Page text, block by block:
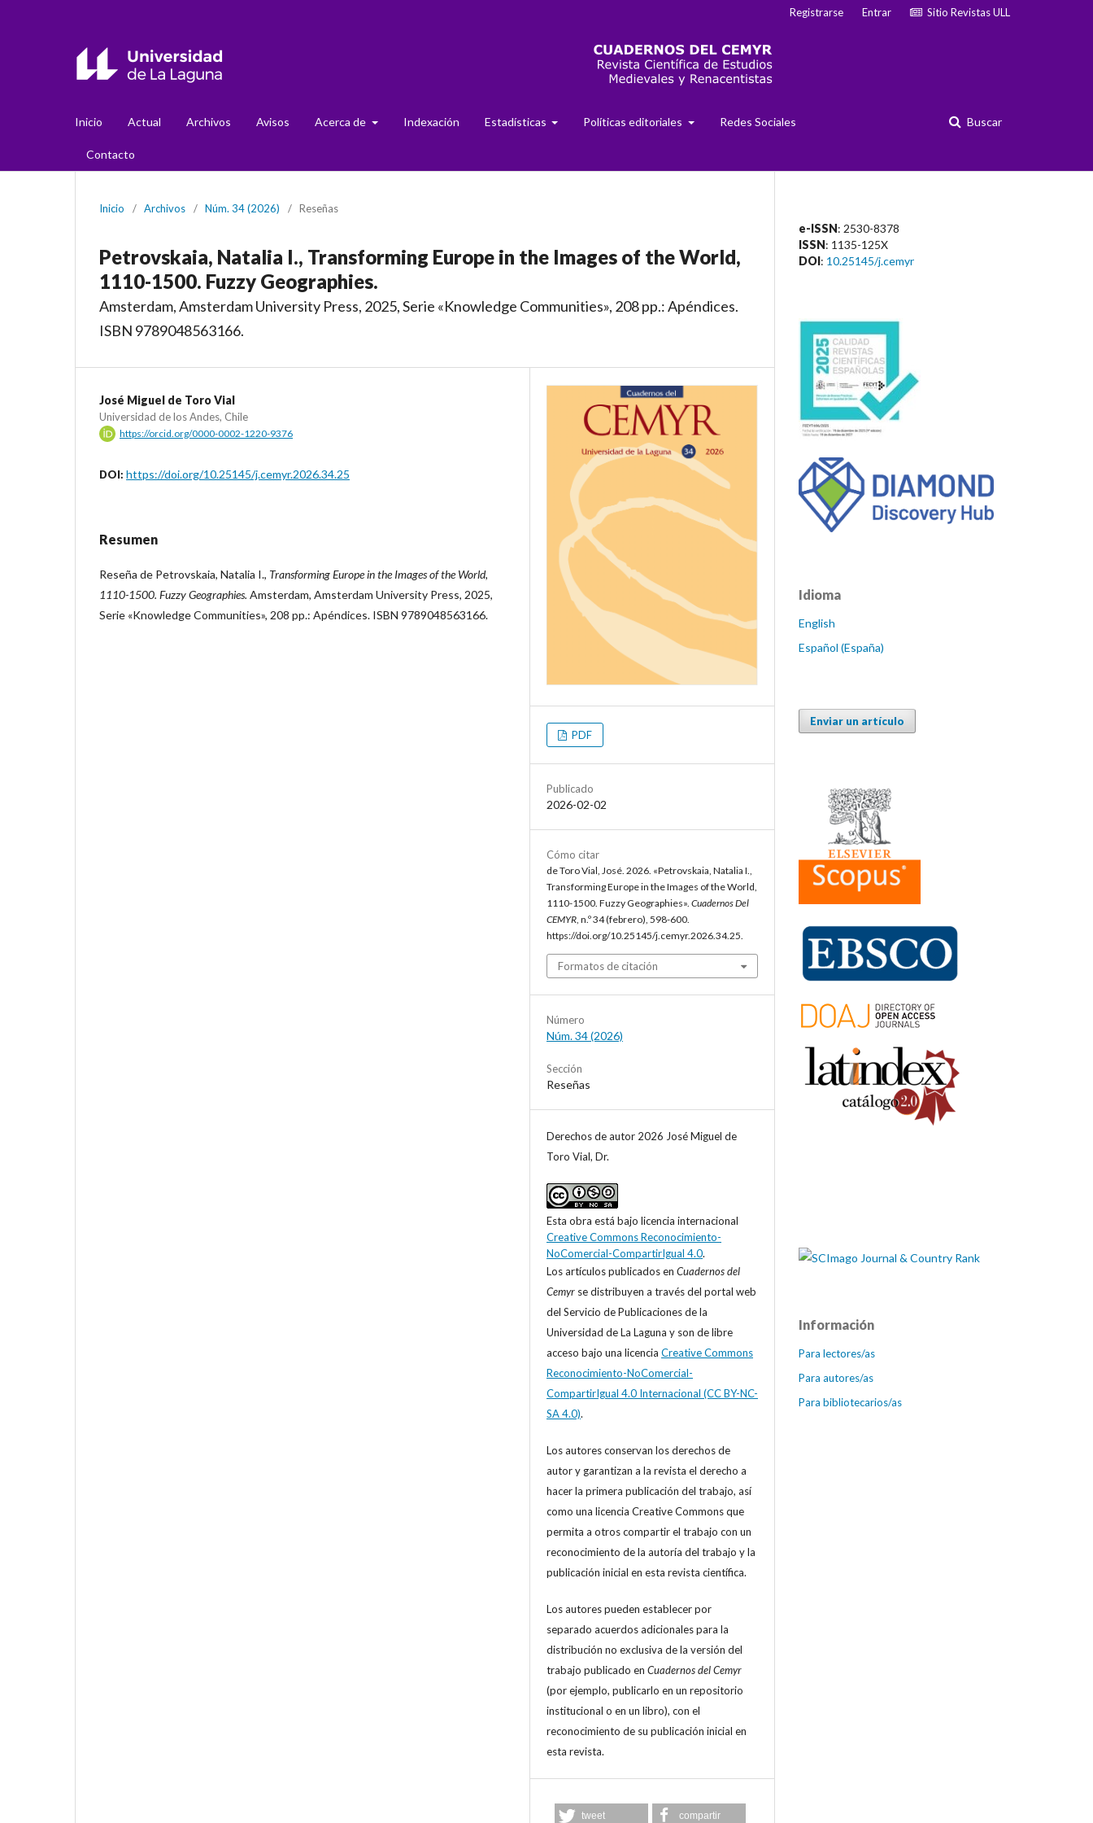
Inicio Actual Archivos Avisos Acerca de Indexación Estadísticas Políticas editoriales Redes Sociales
Contacto
Buscar
Registrarse Entrar Sitio Revistas ULL
Inicio / Archivos / Núm. 34 (2026) / Reseñas
Petrovskaia, Natalia I., Transforming Europe in the Images of the World,
1110-1500. Fuzzy Geographies.
Amsterdam, Amsterdam University Press, 2025, Serie «Knowledge Communities», 208 pp.: Apéndices.
ISBN 9789048563166.
José Miguel de Toro Vial
Universidad de los Andes, Chile
https://orcid.org/0000-0002-1220-9376
DOI: https://doi.org/10.25145/j.cemyr.2026.34.25
Resumen
Reseña de Petrovskaia, Natalia I., Transforming Europe in the Images of the World,
1110-1500. Fuzzy Geographies. Amsterdam, Amsterdam University Press, 2025,
Serie «Knowledge Communities», 208 pp.: Apéndices. ISBN 9789048563166.
PDF
Publicado
2026-02-02
Cómo citar
de Toro Vial, José. 2026. «Petrovskaia, Natalia I.,
Transforming Europe in the Images of the World,
1110-1500. Fuzzy Geographies». Cuadernos Del
CEMYR, n.º 34 (febrero), 598-600.
https://doi.org/10.25145/j.cemyr.2026.34.25.
Formatos de citación
Número
Núm. 34 (2026)
Sección
Reseñas
Derechos de autor 2026 José Miguel de
Toro Vial, Dr.
Esta obra está bajo licencia internacional
Creative Commons Reconocimiento-
NoComercial-CompartirIgual 4.0.
Los artículos publicados en Cuadernos del
Cemyr se distribuyen a través del portal web
del Servicio de Publicaciones de la
Universidad de La Laguna y son de libre
acceso bajo una licencia Creative Commons
Reconocimiento-NoComercial-
CompartirIgual 4.0 Internacional (CC BY-NC-
SA 4.0).
Los autores conservan los derechos de
autor y garantizan a la revista el derecho a
hacer la primera publicación del trabajo, así
como una licencia Creative Commons que
permita a otros compartir el trabajo con un
reconocimiento de la autoría del trabajo y la
publicación inicial en esta revista científica.
Los autores pueden establecer por
separado acuerdos adicionales para la
distribución no exclusiva de la versión del
trabajo publicado en Cuadernos del Cemyr
(por ejemplo, publicarlo en un repositorio
institucional o en un libro), con el
reconocimiento de su publicación inicial en
esta revista.
tweet compartir
e-ISSN: 2530-8378
ISSN: 1135-125X
DOI: 10.25145/j.cemyr
Idioma
English
Español (España)
Enviar un artículo
Información
Para lectores/as
Para autores/as
Para bibliotecarios/as